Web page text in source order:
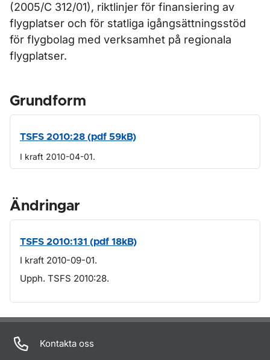
(2005/C 312/01), riktlinjer för finansiering av
flygplatser och för statliga igångsättningsstöd
för flygbolag med verksamhet på regionala
flygplatser.
Grundform
TSFS 2010:28 (pdf 59kB)
I kraft 2010-04-01.
Ändringar
TSFS 2010:131 (pdf 18kB)
I kraft 2010-09-01.
Upph. TSFS 2010:28.
Om sidan
Kontakta oss